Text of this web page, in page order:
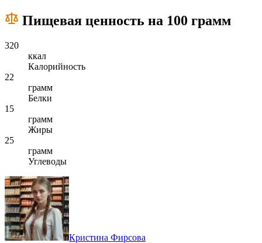
Пищевая ценность на 100 грамм
320
ккал
Калорийность
22
грамм
Белки
15
грамм
Жиры
25
грамм
Углеводы
Кристина Фирсова